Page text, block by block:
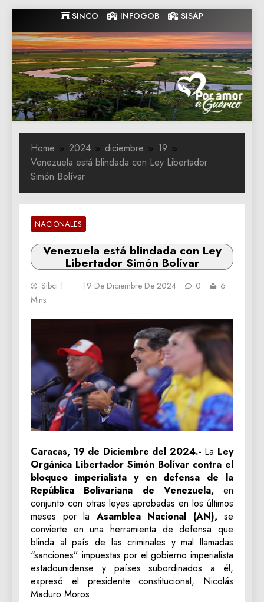
to
content
SINCO INFOGOB SISAP
Gobernacion
de Guarico
Gobernacion de Guarico
Home 2024 diciembre
19
Venezuela está blindada con Ley Libertador
Simón Bolívar
NACIONALES
Venezuela está blindada con Ley
Libertador Simón Bolívar
Sibci 1 19 De Diciembre De 2024 0
6
Mins
Caracas, 19 de Diciembre del 2024.- La Ley
Orgánica Libertador Simón Bolívar contra el
bloqueo imperialista y en defensa de la
República Bolivariana de Venezuela,en
conjunto con otras leyes aprobadas en los últimos
meses por la Asamblea Nacional (AN), se
convierte en una herramienta de defensa que
blinda al país de las criminales y mal llamadas
“sanciones” impuestas por el gobierno imperialista
estadounidense y países subordinados a él,
expresó el presidente constitucional, Nicolás
Maduro Moros.